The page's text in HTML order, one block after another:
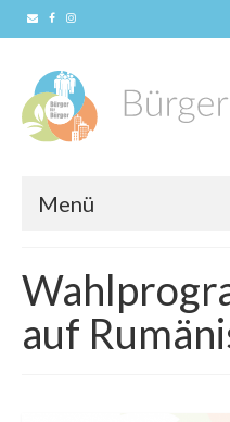
Menü
News
Konzept
auf